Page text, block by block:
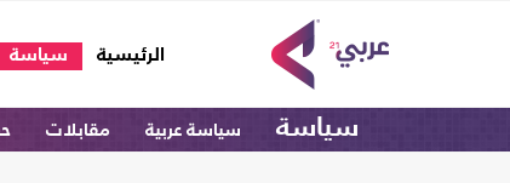
الرئيسية
(current) سياسة
سياسة سياسة عربية مقابلات